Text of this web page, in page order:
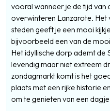
vooral wanneer je de tijd van
overwinteren Lanzarote. Het
steden geeft je een mooi
bijvoorbeeld een van de
Het idyllische dorp ademt de
levendig maar niet extreem
zondagmarkt komt is het
plaats met een rijke historie
om te genieten van een dagje